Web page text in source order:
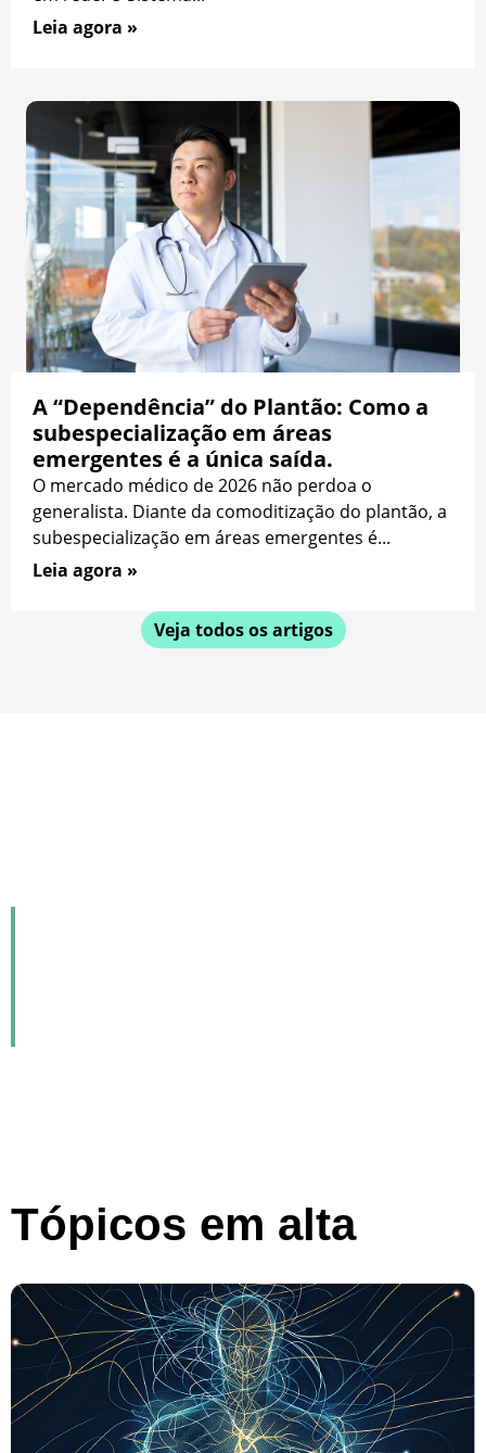
Leia agora »
A “Dependência” do Plantão: Como a
subespecialização em áreas
emergentes é a única saída.
O mercado médico de 2026 não perdoa o
generalista. Diante da comoditização do plantão, a
subespecialização em áreas emergentes é...
Leia agora »
Veja todos os artigos
Tópicos em alta